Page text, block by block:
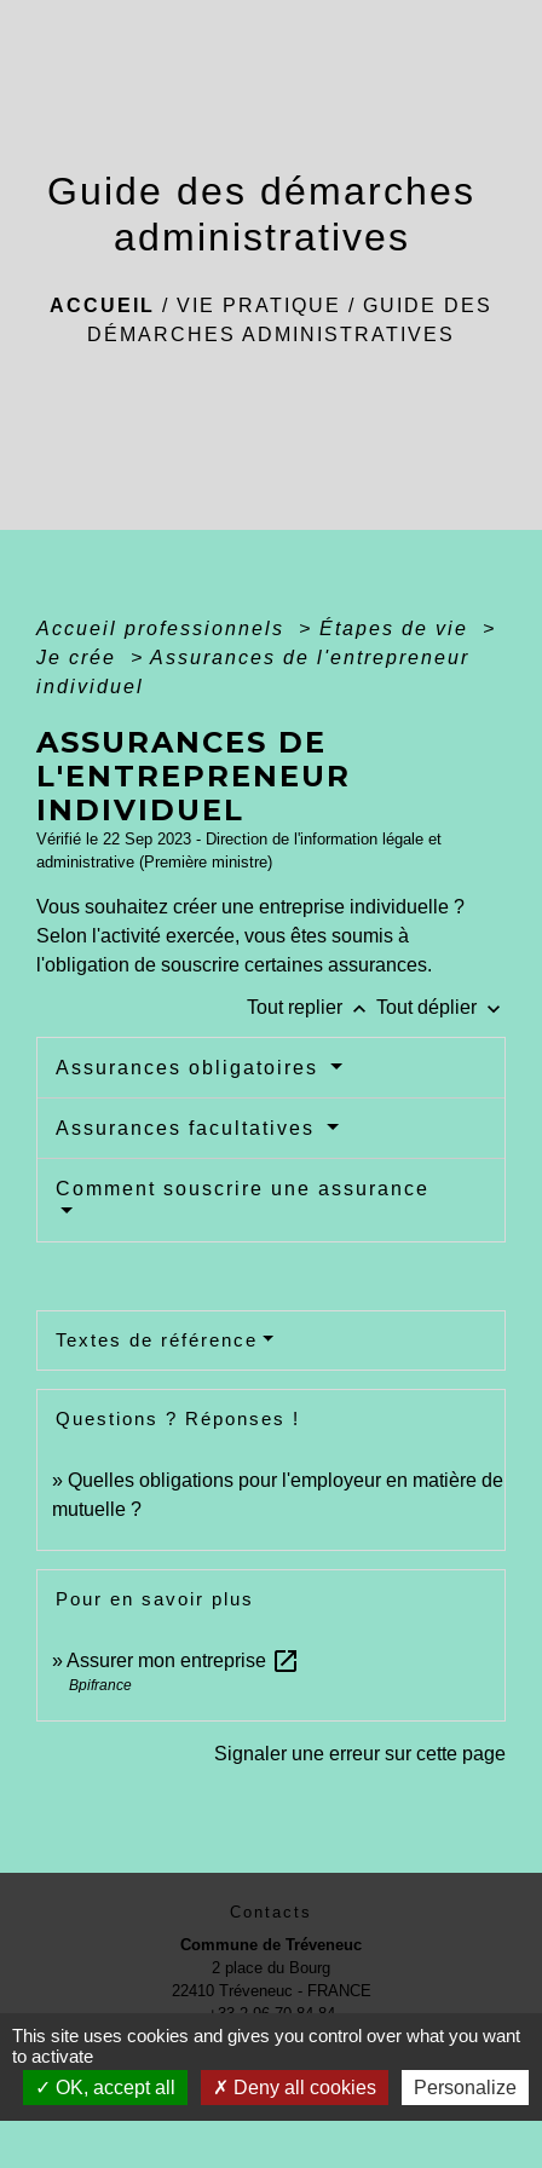
Guide des démarches
administratives
ACCUEIL / VIE PRATIQUE / GUIDE DES
DÉMARCHES ADMINISTRATIVES
Accueil professionnels > Étapes de vie
>
Je crée
> Assurances de l'entrepreneur
individuel
ASSURANCES DE
L'ENTREPRENEUR
INDIVIDUEL
Vérifié le 22 Sep 2023 - Direction de l'information légale et
administrative (Première ministre)
Vous souhaitez créer une entreprise individuelle ?
Selon l'activité exercée, vous êtes soumis à
l'obligation de souscrire certaines assurances.
Tout replier keyboard_arrow_up Tout déplier keyboard_arrow_down
Assurances obligatoires
Assurances facultatives
Comment souscrire une assurance
Textes de référence
Questions ? Réponses !
Quelles obligations pour l'employeur en matière de
mutuelle ?
Pour en savoir plus
Assurer mon entreprise open_in_new
Bpifrance
Signaler une erreur sur cette page
Contacts
Commune de Tréveneuc
2 place du Bourg
22410 Tréveneuc - FRANCE
+33 2 96 70 84 84
This site uses cookies and gives you control over what you want
to activate
OK, accept all
Deny all cookies Personalize